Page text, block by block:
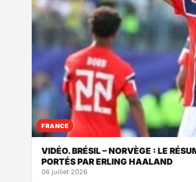
FRANCE
VIDÉO. BRÉSIL – NORVÈGE : LE
PORTÉS PAR ERLING HAALAND
06 juillet 2026